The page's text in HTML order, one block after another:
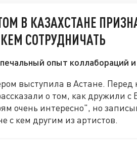
В КАЗАХСТАНЕ
СОТРУДНИЧАТЬ
опыт коллабораций
выступила в Астане. Перед
о том, как дружили с
очень интересно", но
с кем другим из артистов.